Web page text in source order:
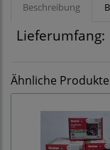
Beschreibung
Lieferumfang:
Ähnliche